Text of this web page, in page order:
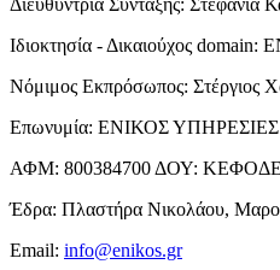
Ιδιοκτησία - Δικαιούχος domain:
Νόμιμος Εκπρόσωπος: Στέργιος
Επωνυμία: ΕΝΙΚΟΣ
ΑΦΜ: 800384700 ΔΟΥ:
Έδρα: Πλαστήρα Νικολάου,
Email: info@enikos.gr